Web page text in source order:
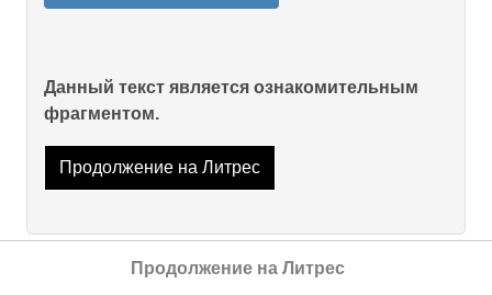
Данный текст является ознакомительным
фрагментом.
Продолжение на Литрес
Продолжение на Литрес